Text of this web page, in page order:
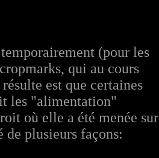
(pour les
qui au cours
est que certaines
les "alimentation"
où elle a été menée sur
plusieurs façons: